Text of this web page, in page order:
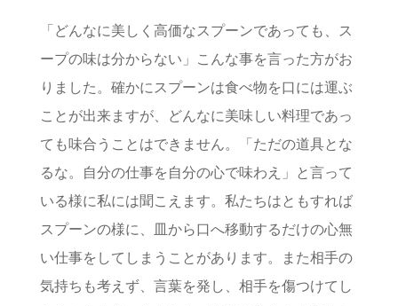
「どんなに美しく高価なスプーンであっても、ス
ープの味は分からない」こんな事を言った方がお
りました。確かにスプーンは食べ物を口には運ぶ
ことが出来ますが、どんなに美味しい料理であっ
ても味合うことはできません。「ただの道具とな
るな。自分の仕事を自分の心で味わえ」と言って
いる様に私には聞こえます。私たちはともすれば
スプーンの様に、皿から口へ移動するだけの心無
い仕事をしてしまうことがあります。また相手の
気持ちも考えず、言葉を発し、相手を傷つけてし